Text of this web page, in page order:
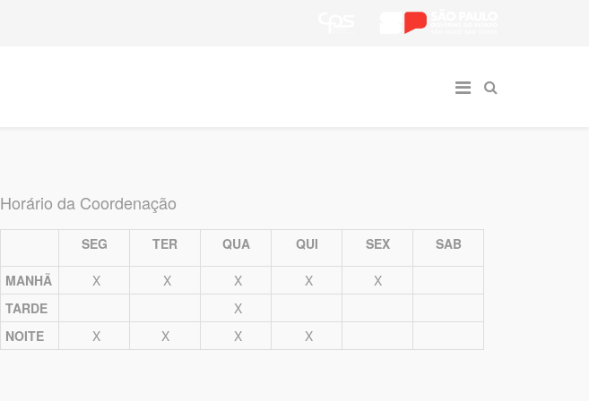
Horário da Coordenação
SEG TER QUA QUI SEX SAB
MANHÃ X X X X
X
TARDE
X
NOITE
X X X X